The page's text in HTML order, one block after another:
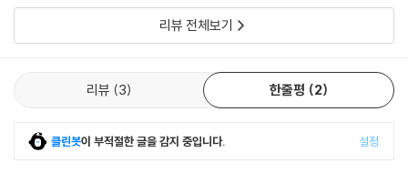
선을 만나는 즐거움과 그 안에 담긴 작가마다의 진지한 사유를 느껴보는
황홀함을 동시에 경험할 수 있을 것이다.
작가마다의 문체와 호흡부터 작품에 숨겨진 수수께끼까지 풀어 전해주는
번역을 만날 순 없을까?
리뷰 전체보기
리뷰 3 한줄평 2
클린봇이 부적절한 글을 감지 중입니다. 설정